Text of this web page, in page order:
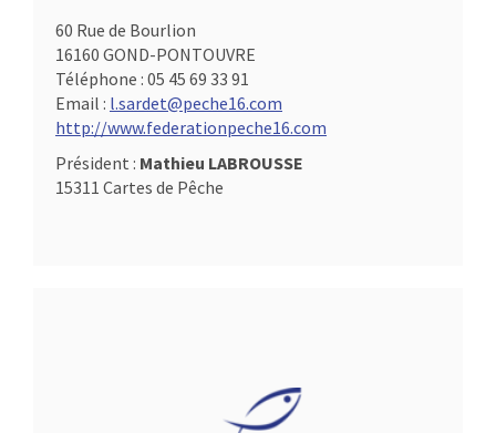
60 Rue de Bourlion
16160 GOND-PONTOUVRE
Téléphone : 05 45 69 33 91
Email : l.sardet@peche16.com
http://www.federationpeche16.com
Président : Mathieu LABROUSSE
15311 Cartes de Pêche